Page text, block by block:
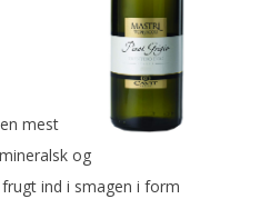
mest
og
ind i smagen i form